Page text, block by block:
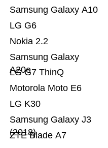
ZTE Blade A7
Samsung Galaxy J3
(2018)
LG K30
Motorola Moto E6
LG G7 ThinQ
Samsung Galaxy
A20e
Nokia 2.2
LG G6
Samsung Galaxy A10